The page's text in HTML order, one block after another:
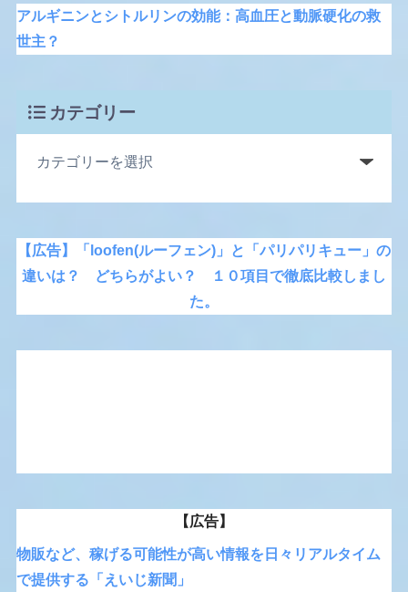
アルギニンとシトルリンの効能：高血圧と動脈硬化の救
世主？
カテゴリー
【広告】「loofen(ルーフェン)」と「パリパリキュー」の
違いは？ どちらがよい？ １０項目で徹底比較しまし
た。
【広告】
物販など、稼げる可能性が高い情報を日々リアルタイム
で提供する「えいじ新聞」